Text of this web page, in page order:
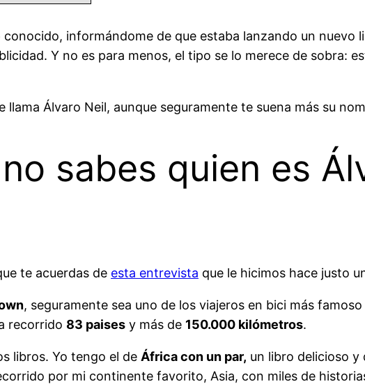
informándome de que estaba lanzando un nuevo
Y no es para menos, el tipo se lo merece de sobra:
llama Álvaro Neil, aunque seguramente te suena más su
sabes quien es
te acuerdas de esta entrevista que le hicimos hace justo
, seguramente sea uno de los viajeros en bici más
recorrido 83 paises y más de 150.000 kilómetros.
libros. Yo tengo el de África con un par, un libro delicioso y
por mi continente favorito, Asia, con miles de